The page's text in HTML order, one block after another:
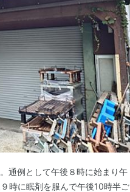
通例として午後８時に始まり午
時に眠剤を服んで午後10時半ご